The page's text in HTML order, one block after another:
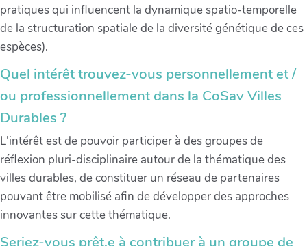
pratiques qui influencent la dynamique spatio-temporelle
de la structuration spatiale de la diversité génétique de ces
espèces).
Quel intérêt trouvez-vous personnellement et /
ou professionnellement dans la CoSav Villes
Durables ?
L'intérêt est de pouvoir participer à des groupes de
réflexion pluri-disciplinaire autour de la thématique des
villes durables, de constituer un réseau de partenaires
pouvant être mobilisé afin de développer des approches
innovantes sur cette thématique.
Seriez-vous prêt.e à contribuer à un groupe de